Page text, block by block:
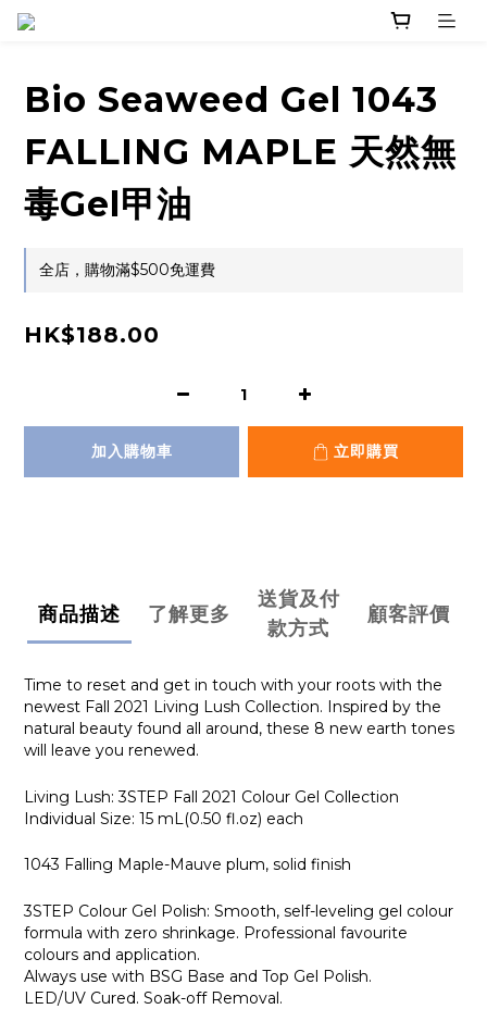
Bio Seaweed Gel 1043
FALLING MAPLE 天然無
毒Gel甲油
全店，購物滿$500免運費
HK$188.00
加入購物車 立即購買
商品描述 了解更多
送貨及付
款方式
顧客評價
Time to reset and get in touch with your roots with the
newest Fall 2021 Living Lush Collection. Inspired by the
natural beauty found all around, these 8 new earth tones
will leave you renewed.
Living Lush: 3STEP Fall 2021 Colour Gel Collection
Individual Size: 15 mL(0.50 fl.oz) each
1043 Falling Maple-Mauve plum, solid finish
3STEP Colour Gel Polish: Smooth, self-leveling gel colour
formula with zero shrinkage. Professional favourite
colours and application.
Always use with BSG Base and Top Gel Polish.
LED/UV Cured. Soak-off Removal.